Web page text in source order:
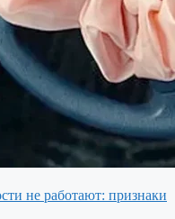
не работают: признаки